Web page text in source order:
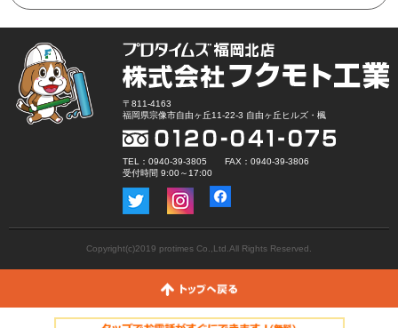
〒811-4163
福岡県宗像市自由ヶ丘11-22-3 自由ヶ丘ヒルズ・楓
TEL：0940-39-3805 FAX：0940-39-3806
受付時間 9:00～17:00
Copyright(c)2019 protimes Co.,Ltd.All Rights Reserved.